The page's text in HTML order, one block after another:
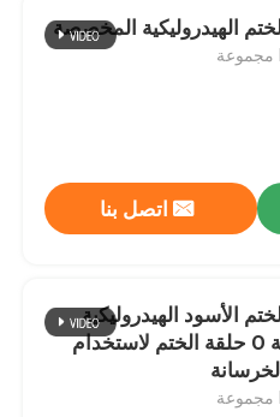
الهيدروليكية المخصصة
اتصل بنا
الأسود الهيدروليكية
أسطوانة O حلقة الختم لاستخدام